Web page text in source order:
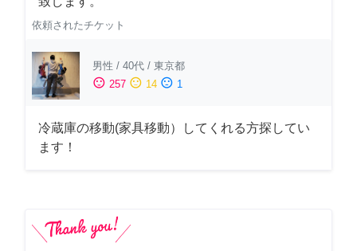
依頼されたチケット
男性 / 40代 / 東京都
sentiment_satisfied 257 sentiment_neutral 14 sentiment_dissatisfied 1
冷蔵庫の移動(家具移動）してくれる方探してい
ます！